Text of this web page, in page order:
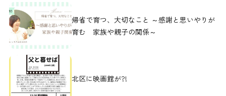
帰省で育つ、大切なこと ～感謝と思いやりが
育む 家族や親子の関係～
北区に映画館が?!